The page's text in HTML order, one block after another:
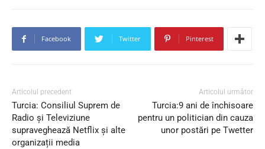
Facebook Twitter Pinterest
Articolul precedent
Turcia: Consiliul Suprem de
Radio și Televiziune
supraveghează Netflix și alte
organizații media
Articolul următor
Turcia:9 ani de închisoare
pentru un politician din cauza
unor postări pe Twetter